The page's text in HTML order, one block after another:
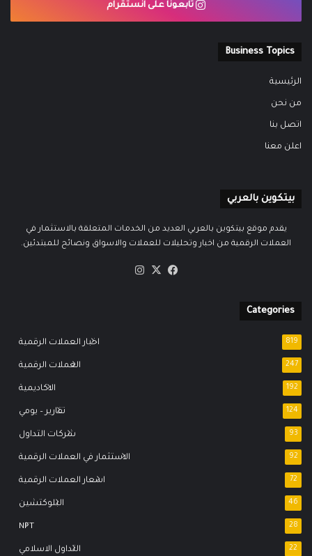
تابعونا على انستقرام
Business Topics
الرئيسية
من نحن
اتصل بنا
اعلن معنا
بيتكوين بالعربي
يقدم موقع بيتكوين بالعربي العديد من الخدمات المتعلقة بالاستثمار في
العملات الرقمية من اخبار وتحليلات للعملات والاسواق ونصائح للمبتدئين.
فيسبوك
‫X
Categories
اخبار العملات الرقمية 819
العملات الرقمية 247
الاكاديمية 192
تقارير – يومي 124
شركات التداول 93
الاستثمار في العملات الرقمية 92
اسعار العملات الرقمية 72
البلوكتشين 46
NFT 28
التداول الاسلامي 22